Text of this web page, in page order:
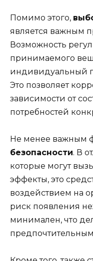
Помимо этого,
является важным
Возможность
принимаемого
индивидуальный
Это позволяет
зависимости от
потребностей
Не менее важным
безопасности. В
которые могут
эффекты, это
воздействием на
риск появления
минимален, что